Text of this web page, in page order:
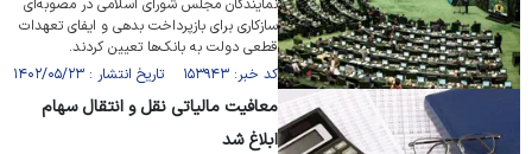
نمایندگان مجلس شورای اسلامی در مصوبه‌ای
سازکاری برای بازپرداخت بدهی و ایفای تعهدات
قطعی دولت به بانک‌ها تعیین کردند.
کد خبر: ۱۵۳۹۴۳ تاریخ انتشار : ۱۴۰۲/۰۵/۲۳
معافیت مالیاتی نقل و انتقال سهام
ابلاغ شد